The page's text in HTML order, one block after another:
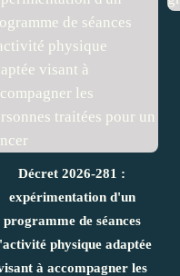
Décret 2026-281 :
expérimentation d'un
programme de séances
physique adaptée
à accompagner les